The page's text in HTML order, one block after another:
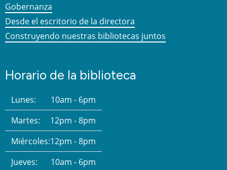
Gobernanza
Desde el escritorio de la directora
Construyendo nuestras bibliotecas juntos
Horario de la biblioteca
Lunes:
10am - 6pm
Martes:
12pm - 8pm
Miércoles:12pm - 8pm
Jueves:
10am - 6pm